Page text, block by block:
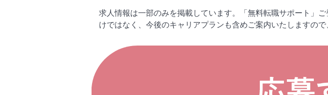
求人情報は一部のみを掲載しています。「無料転職サポート」
けではなく、今後のキャリアプランも含めご案内いたしますの